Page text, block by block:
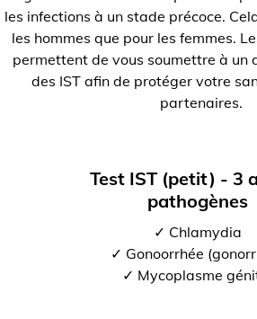
les infections à un stade précoce.
les hommes que pour les femmes.
permettent de vous soumettre à un
des IST afin de protéger votre
partenaires.
Test IST (petit) - 3
pathogènes
✓ Chlamydia
✓ Gonoorrhée
✓ Mycoplasme